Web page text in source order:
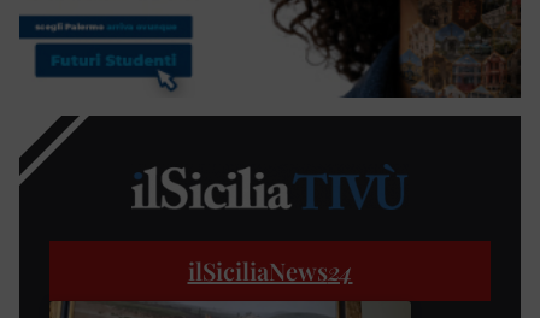
ilSiciliaNews24